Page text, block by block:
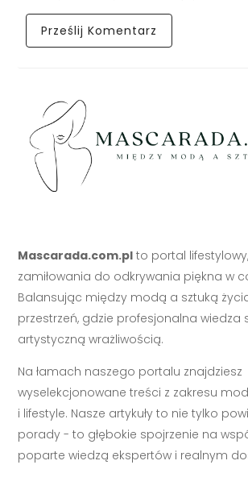
Mascarada.com.pl to portal
zamiłowania do odkrywania piękna w
Balansując między modą a sztuką
przestrzeń, gdzie profesjonalna wiedza
artystyczną wrażliwością.
Na łamach naszego portalu znajdziesz
wyselekcjonowane treści z zakresu
i lifestyle. Nasze artykuły to nie tylko
porady - to głębokie spojrzenie na
poparte wiedzą ekspertów i realnym